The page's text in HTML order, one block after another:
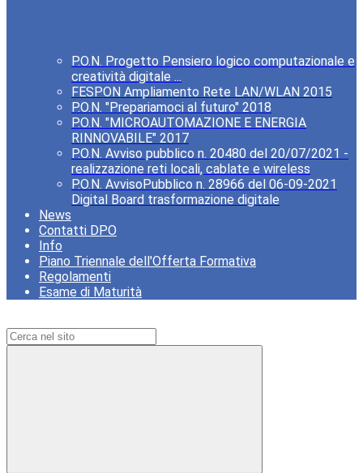
P.O.N. Progetto Pensiero logico computazionale e
creatività digitale ...
FESPON Ampliamento Rete LAN/WLAN 2015
P.O.N. "Prepariamoci al futuro" 2018
P.O.N. "MICROAUTOMAZIONE E ENERGIA
RINNOVABILE" 2017
P.O.N. Avviso pubblico n. 20480 del 20/07/2021 -
realizzazione reti locali, cablate e wireless
P.O.N. AvvisoPubblico n. 28966 del 06-09-2021
Digital Board trasformazione digitale
News
Contatti DPO
Info
Piano Triennale dell'Offerta Formativa
Regolamenti
Esame di Maturità